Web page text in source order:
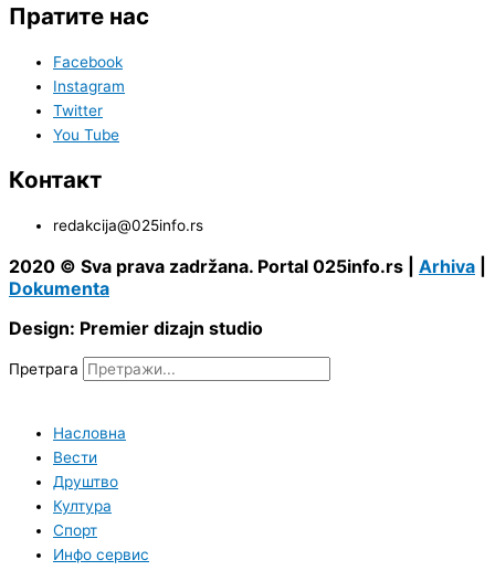
Пратите нас
Facebook
Instagram
Twitter
You Tube
Контакт
redakcija@025info.rs
2020 © Sva prava zadržana. Portal 025info.rs | Arhiva
Dokumenta
Design: Premier dizajn studio
Претрага
Насловна
Вести
Друштво
Култура
Спорт
Инфо сервис